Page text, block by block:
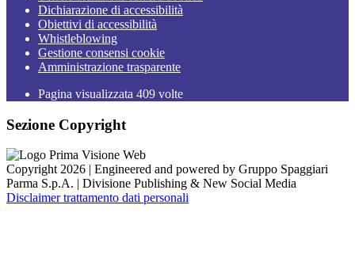
Dichiarazione di accessibilità
Obiettivi di accessibilità
Whistleblowing
Gestione consensi cookie
Amministrazione trasparente
Pagina visualizzata 409 volte
Sezione Copyright
Copyright 2026 | Engineered and powered by Gruppo Spaggiari
Parma S.p.A. | Divisione Publishing & New Social Media
Disclaimer trattamento dati personali